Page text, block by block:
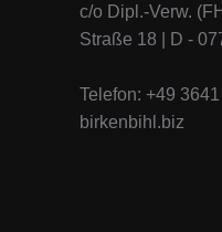
c/o Dipl.-Verw.
Straße 18 | D -
Telefon: +49
birkenbihl.biz